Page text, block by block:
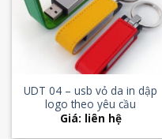
Add to
Wishlist
UDT 04 – usb vỏ da in dập
logo theo yêu cầu
Giá: liên hệ